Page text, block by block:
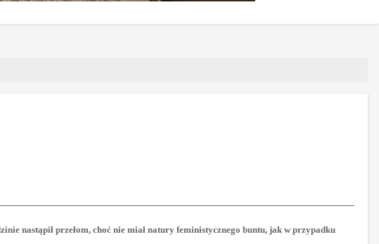
nastąpił przełom, choć nie miał natury feministycznego buntu, jak w przypadku